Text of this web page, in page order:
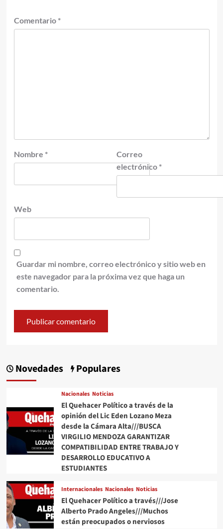
Comentario *
Nombre *
Correo
electrónico *
Web
Guardar mi nombre, correo electrónico y sitio web en
este navegador para la próxima vez que haga un
comentario.
Novedades Populares
Nacionales Noticias
El Quehacer Político a través de la
opinión del Lic Eden Lozano Meza
desde la Cámara Alta///BUSCA
VIRGILIO MENDOZA GARANTIZAR
COMPATIBILIDAD ENTRE TRABAJO Y
DESARROLLO EDUCATIVO A
ESTUDIANTES
Internacionales Nacionales Noticias
El Quehacer Político a través///Jose
Alberto Prado Angeles///Muchos
están preocupados o nerviosos